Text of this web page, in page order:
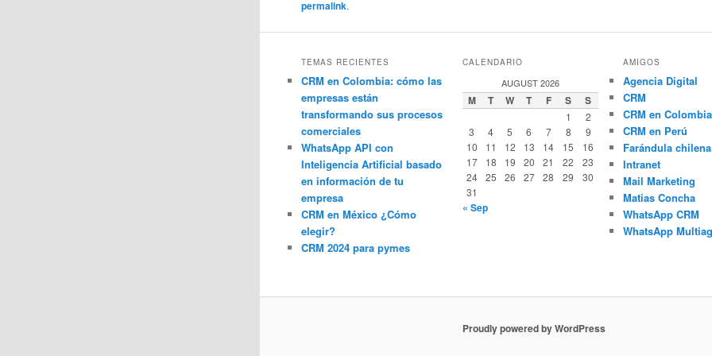
permalink.
TEMAS RECIENTES
CRM en Colombia: cómo las
empresas están
transformando sus procesos
comerciales
WhatsApp API con
Inteligencia Artificial basado
en información de tu
empresa
CRM en México ¿Cómo
elegir?
CRM 2024 para pymes
CALENDARIO
AUGUST 2026
M T W T F S S
1
2
3
4 5 6 7 8
9
10
11 12 13 14 15
16
17
18 19 20 21 22
23
24
25 26 27 28 29
30
31
« Sep
AMIGOS
Agencia Digital
CRM
CRM en Colombia
CRM en Perú
Farándula chilena
Intranet
Mail Marketing
Matias Concha
WhatsApp CRM
WhatsApp
Proudly powered by WordPress